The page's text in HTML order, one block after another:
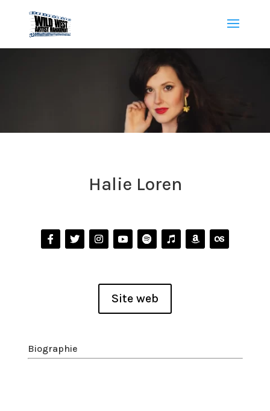
Halie Loren
Site web
Biographie